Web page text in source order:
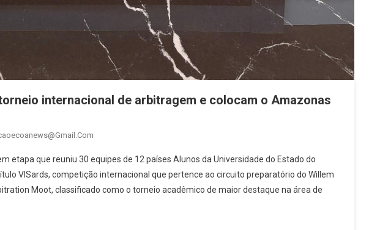
internacional de arbitragem e colocam o Amazonas
etapa que reuniu 30 equipes de 12 países Alunos da Universidade do Estado do
VISards, competição internacional que pertence ao circuito preparatório do Willem
Moot, classificado como o torneio acadêmico de maior destaque na área de